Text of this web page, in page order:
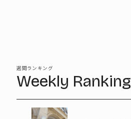
週間ランキング
Weekly Ranking